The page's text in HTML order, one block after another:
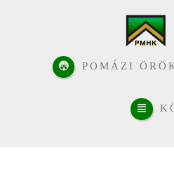
POMÁZI